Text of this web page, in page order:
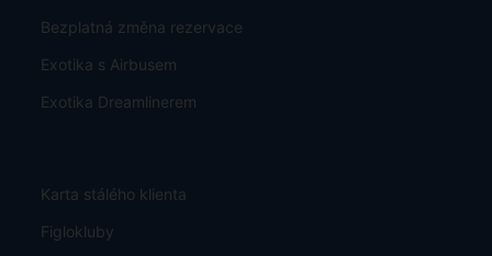
Bezplatná změna rezervace
Exotika s Airbusem
Exotika Dreamlinerem
Karta stálého klienta
Figlokluby